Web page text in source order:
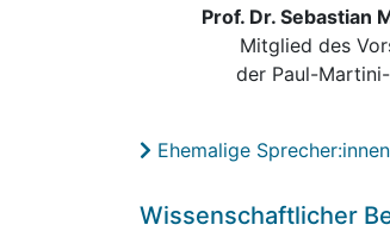
Prof. Dr. Sebastian
Mitglied des
der Paul-
Ehemalige
Wissenschaftlicher